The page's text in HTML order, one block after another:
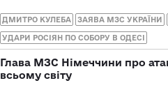
ДМИТРО КУЛЕБА ЗАЯВА МЗС УКРАЇНИ
УДАРИ РОСІЯН ПО СОБОРУ В ОДЕСІ
Глава МЗС Німеччини про
всьому світу